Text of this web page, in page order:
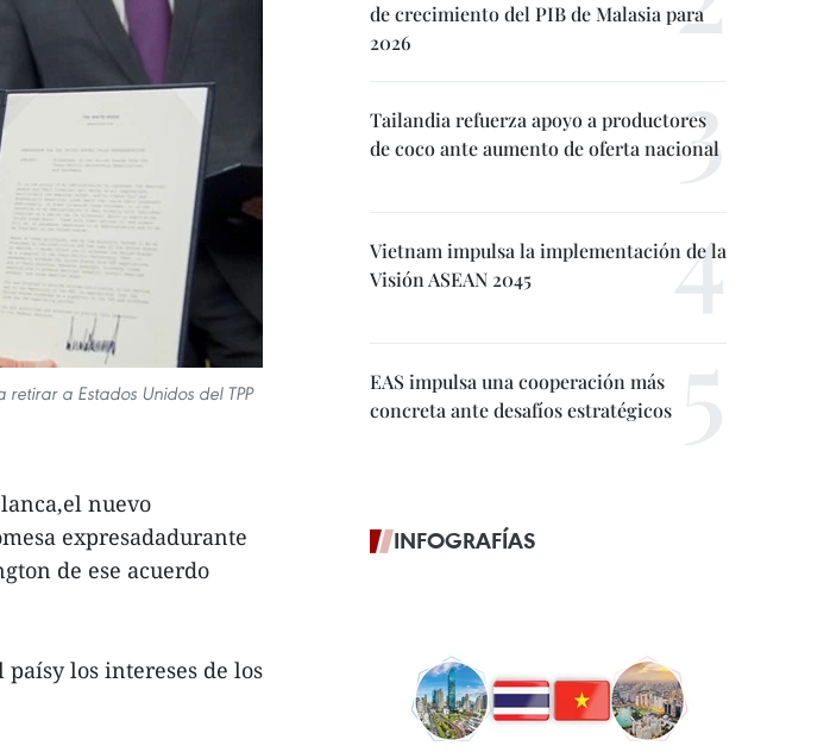
a Estados Unidos del TPP
nuevo
expresadadurante
de ese acuerdo
los intereses de los
de crecimiento del PIB de Malasia para
2026
Tailandia refuerza apoyo a productores
de coco ante aumento de oferta nacional
Vietnam impulsa la implementación de la
Visión ASEAN 2045
EAS impulsa una cooperación más
concreta ante desafíos estratégicos
INFOGRAFÍAS